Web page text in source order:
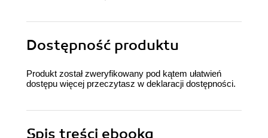
Dostępność produktu
Produkt został zweryfikowany pod kątem ułatwień
dostępu więcej przeczytasz w deklaracji dostępności.
Spis treści ebooka